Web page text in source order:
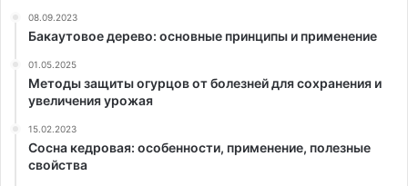
08.09.2023
Бакаутовое дерево: основные принципы и применение
01.05.2025
Методы защиты огурцов от болезней для сохранения и
увеличения урожая
15.02.2023
Сосна кедровая: особенности, применение, полезные
свойства